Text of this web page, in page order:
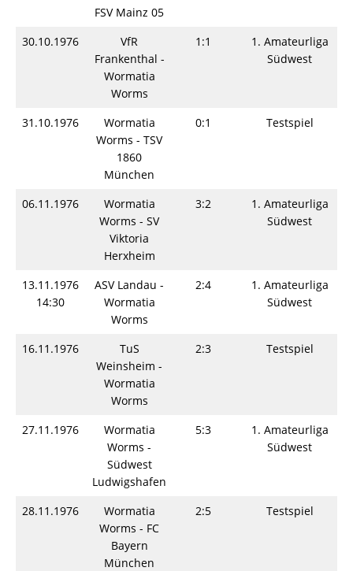
FSV Mainz 05
30.10.1976
VfR
Frankenthal -
Wormatia
Worms
1:1
1. Amateurliga
Südwest
31.10.1976
Wormatia
Worms - TSV
1860
München
0:1 Testspiel
06.11.1976
Wormatia
Worms - SV
Viktoria
Herxheim
3:2
1. Amateurliga
Südwest
13.11.1976
14:30
ASV Landau -
Wormatia
Worms
2:4
1. Amateurliga
Südwest
16.11.1976
TuS
Weinsheim -
Wormatia
Worms
2:3 Testspiel
27.11.1976
Wormatia
Worms -
Südwest
Ludwigshafen
5:3
1. Amateurliga
Südwest
28.11.1976
Wormatia
Worms - FC
Bayern
München
2:5 Testspiel